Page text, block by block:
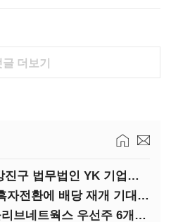
글 더보기
[IB토마토](IB&피플)강진구 법무법인 YK 기업거버넌스센터 센터장
[IB토마토]호텔신라, 흑자전환에 배당 재개 기대감…삼성생명도 웃을까
[IB토마토]CJ CGV, 올리브네트웍스 우선주 6개월 만에 상환…왜?